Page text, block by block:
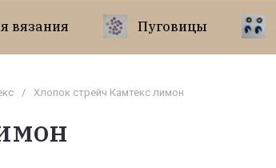
вязания Пуговицы
/ Хлопок стрейч Камтекс лимон